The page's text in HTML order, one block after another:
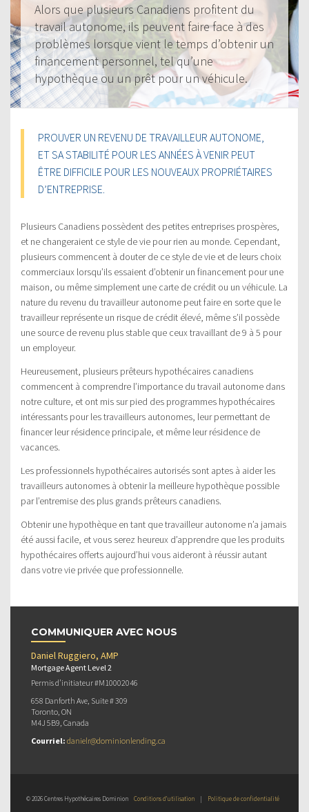
Alors que plusieurs Canadiens profitent du
travail autonome, ils peuvent faire face à des
problèmes lorsque vient le temps d’obtenir un
financement personnel, tel qu’une
hypothèque ou un prêt pour un véhicule.
PROUVER UN REVENU DE TRAVAILLEUR AUTONOME,
ET SA STABILITÉ POUR LES ANNÉES À VENIR PEUT
ÊTRE DIFFICILE POUR LES NOUVEAUX PROPRIÉTAIRES
D’ENTREPRISE.
Plusieurs Canadiens possèdent des petites entreprises prospères,
et ne changeraient ce style de vie pour rien au monde. Cependant,
plusieurs commencent à douter de ce style de vie et de leurs choix
commerciaux lorsqu’ils essaient d’obtenir un financement pour une
maison, ou même simplement une carte de crédit ou un véhicule. La
nature du revenu du travailleur autonome peut faire en sorte que le
travailleur représente un risque de crédit élevé, même s’il possède
une source de revenu plus stable que ceux travaillant de 9 à 5 pour
un employeur.
Heureusement, plusieurs prêteurs hypothécaires canadiens
commencent à comprendre l’importance du travail autonome dans
notre culture, et ont mis sur pied des programmes hypothécaires
intéressants pour les travailleurs autonomes, leur permettant de
financer leur résidence principale, et même leur résidence de
vacances.
Les professionnels hypothécaires autorisés sont aptes à aider les
travailleurs autonomes à obtenir la meilleure hypothèque possible
par l’entremise des plus grands prêteurs canadiens.
Obtenir une hypothèque en tant que travailleur autonome n’a jamais
été aussi facile, et vous serez heureux d’apprendre que les produits
hypothécaires offerts aujourd’hui vous aideront à réussir autant
dans votre vie privée que professionnelle.
COMMUNIQUER AVEC NOUS
Daniel Ruggiero, AMP
Mortgage Agent Level 2
Permis d’initiateur #M10002046
658 Danforth Ave, Suite # 309
Toronto, ON
M4J 5B9, Canada
Courriel: danielr@dominionlending.ca
© 2026 Centres Hypothécaires Dominion Conditions d’utilisation | Politique de confidentialité